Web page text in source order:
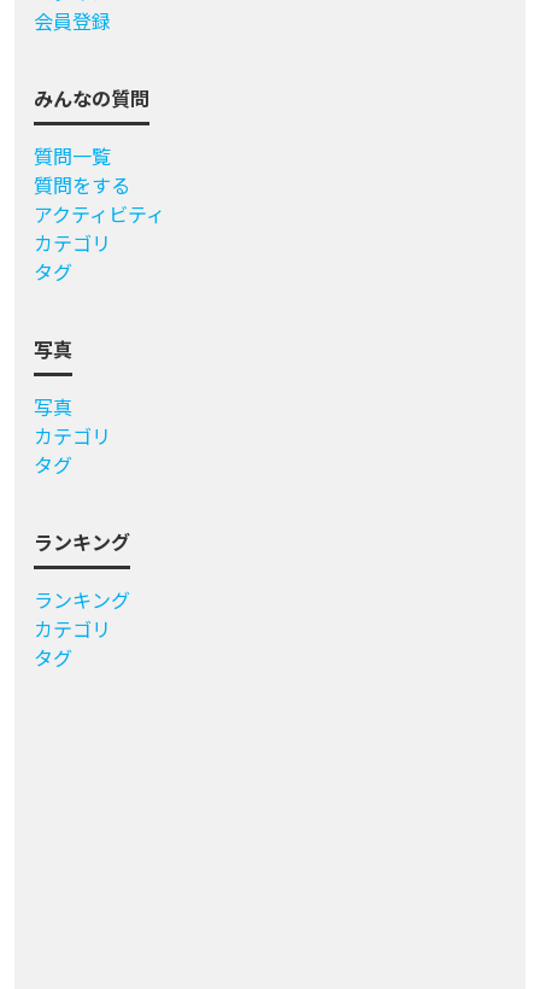
会員登録
みんなの質問
質問一覧
質問をする
アクティビティ
カテゴリ
タグ
写真
写真
カテゴリ
タグ
ランキング
ランキング
カテゴリ
タグ